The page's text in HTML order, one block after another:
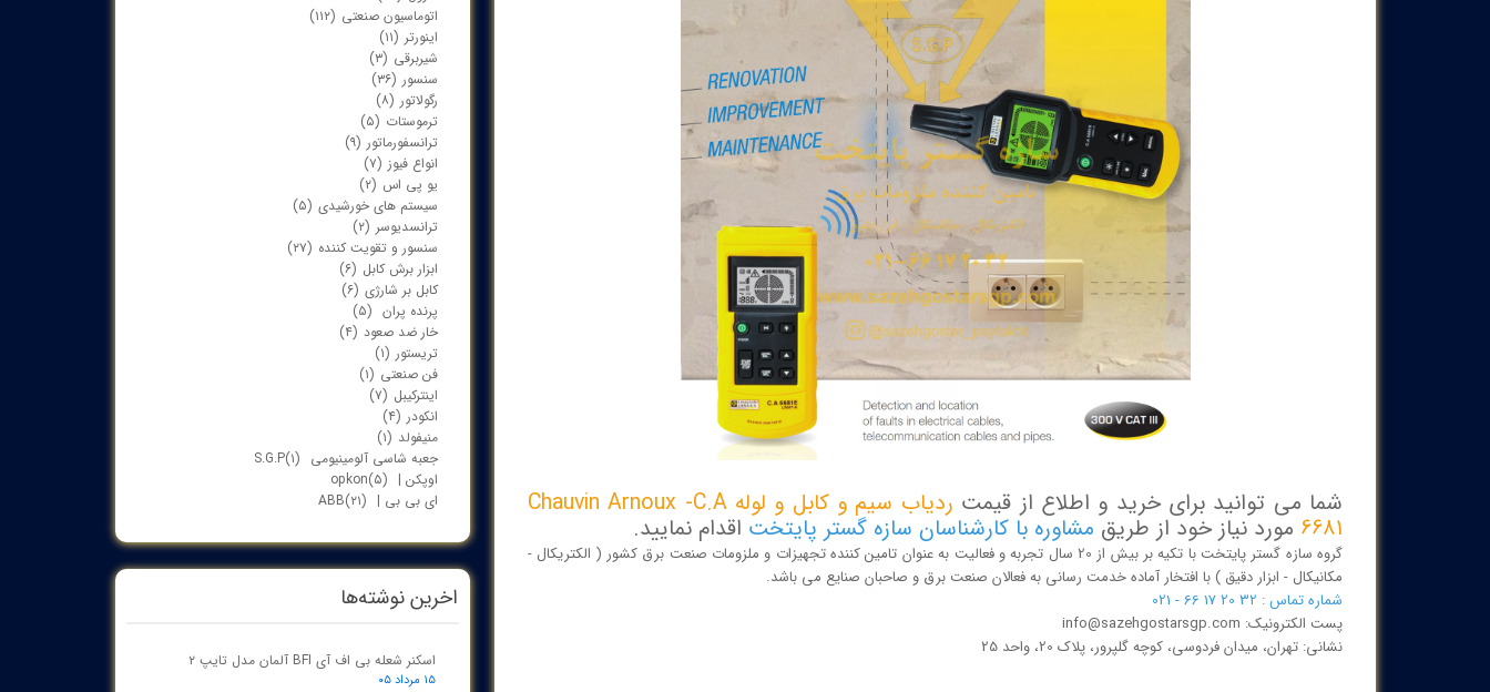
شما می توانید برای خرید و اطلاع از قیمت ردیاب سیم و کابل و لوله Chauvin Arnoux -C.A
6681 مورد نیاز خود از طریق مشاوره با کارشناسان سازه گستر پایتخت اقدام نمایید.
گروه سازه گستر پایتخت با تکیه بر بیش از 20 سال تجربه و فعالیت به عنوان تامین کننده تجهیزات و ملزومات صنعت برق کشور ( الکتریکال -
مکانیکال - ابزار دقیق ) با افتخار آماده خدمت رسانی به فعالان صنعت برق و صاحبان صنایع می باشد.
شماره تماس : 32 20 17 66 - 021
پست الکترونیک: info@sazehgostarsgp.com
نشانی: تهران، میدان فردوسی، کوچه گلپرور، پلاک 20، واحد 25
اتوماسیون صنعتی (۱۱۲)
اینورتر (۱۱)
شیربرقی (۳)
سنسور (۳۶)
رگولاتور (۸)
ترموستات (۵)
ترانسفورماتور (۹)
انواع فیوز (۷)
یو پی اس (۲)
سیستم های خورشیدی (۵)
ترانسدیوسر (۲)
سنسور و تقویت کننده (۲۷)
ابزار برش کابل (۶)
کابل بر شارژی (۶)
پرنده پران (۵)
خار ضد صعود (۴)
تریستور (۱)
فن صنعتی (۱)
اینترکیبل (۷)
انکودر (۴)
منیفولد (۱)
جعبه شاسی آلومینیومی S.G.P (۱)
اوپکن | opkon (۵)
ای بی بی | ABB (۲۱)
اخرین نوشته‌ها
اسکنر شعله بی اف آی BFI آلمان مدل تایپ ۲
۱۵ مرداد ۰۵